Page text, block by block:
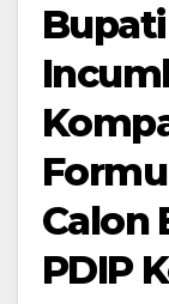
Calon
PDIP